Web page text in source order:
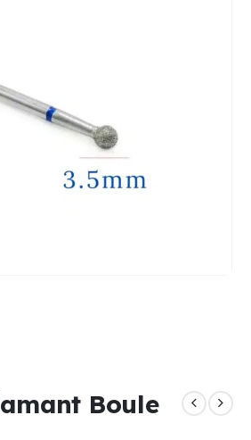
Boule